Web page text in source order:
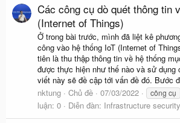
Các công cụ dò quét thông tin
(Internet of Things)
Ở trong bài trước, mình đã liệt kê
công vào hệ thống IoT (Internet of
tiên là thu thập thông tin về hệ thống
được thực hiện như thế nào và sử dụng
viết này sẽ đề cập tới vấn đề đó. Bước
nktung
Chủ đề 07/03/2022 công cụ
luận: 0
Diễn đàn: Infrastructure security